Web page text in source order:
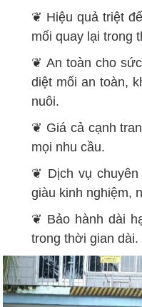
❦ Hiệu quả triệt
mối quay lại trong
❦ An toàn cho
diệt mối an toàn,
nuôi.
❦ Giá cả cạnh
mọi nhu cầu.
❦ Dịch vụ
giàu kinh nghiệm,
❦ Bảo hành dài
trong thời gian dài.